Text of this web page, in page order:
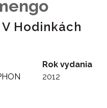
Hodinkách
Rok vydania
2012